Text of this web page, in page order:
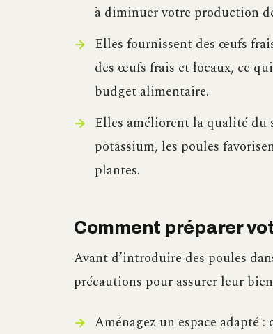
à diminuer votre production
Elles fournissent des œufs
des œufs frais et locaux, ce
budget alimentaire.
Elles améliorent la qualité du
potassium, les poules
plantes.
Comment préparer
Avant d’introduire des poules
précautions pour assurer leur
Aménagez un espace adapté